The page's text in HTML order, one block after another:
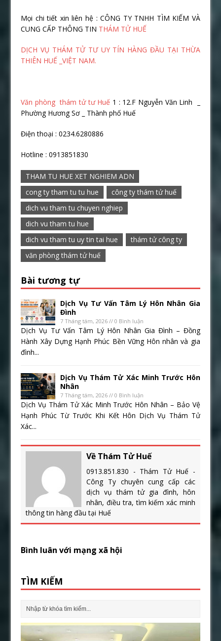
Mọi chi tiết xin liên hệ : CÔNG TY TNHH TÌM KIẾM VÀ
CUNG CẤP THÔNG TIN THÁM TỬ HUẾ
DỊCH VỤ THÁM TỬ TƯ UY TÍN HÀNG ĐẦU TẠI THỪA
THIÊN HUẾ _VIỆT NAM.
Văn phòng thám tử tư Huế 1 : 12.F Nguyễn Văn Linh _
Phường Hương Sơ _ Thành phố Huế
Điện thoại : 0234.6280886
Hotline : 0913851830
THAM TU HUE XET NGHIEM ADN
cong ty tham tu tu hue
công ty thám tử huế
dich vu tham tu chuyen nghiep
dich vu tham tu hue
dich vu tham tu uy tin tai hue
thám tử công ty
văn phòng thám tử huế
Bài tương tự
Dịch Vụ Tư Vấn Tâm Lý Hôn Nhân Gia
Đình
7 Tháng tám, 2026 // 0 Bình luận
Dịch Vụ Tư Vấn Tâm Lý Hôn Nhân Gia Đình – Đồng
Hành Xây Dựng Hạnh Phúc Bền Vững Hôn nhân và gia
đình...
Dịch Vụ Thám Tử Xác Minh Trước Hôn
Nhân
7 Tháng tám, 2026 // 0 Bình luận
Dịch Vụ Thám Tử Xác Minh Trước Hôn Nhân – Bảo Vệ
Hạnh Phúc Từ Trước Khi Kết Hôn Dịch Vụ Thám Tử
Xác...
Về Thám Tử Huế
0913.851.830 - Thám Tử Huế -
Công Ty chuyên cung cấp các
dịch vụ thám tử gia đình, hôn
nhân, điều tra, tìm kiếm xác minh
thông tin hàng đầu tại Huế
Bình luân với mạng xã hội
TÌM KIẾM